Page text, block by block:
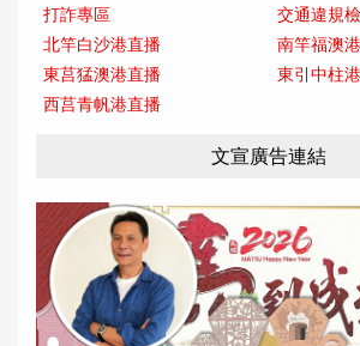
打詐專區
交通違規
北竿白沙港直播
南竿福澳
東莒猛澳港直播
東引中柱
西莒青帆港直播
文宣廣告連結